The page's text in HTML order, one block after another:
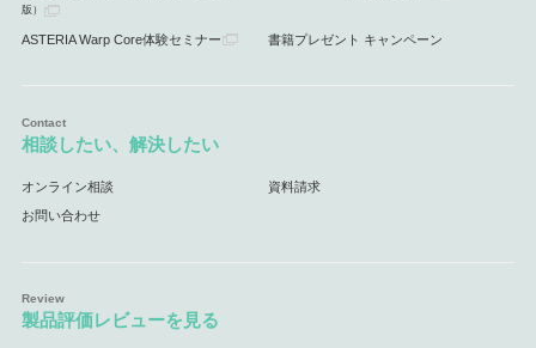
版）
ASTERIA Warp Core体験セミナー 書籍プレゼント キャンペーン
相談したい、解決したい
オンライン相談 資料請求
お問い合わせ
製品評価レビューを見る